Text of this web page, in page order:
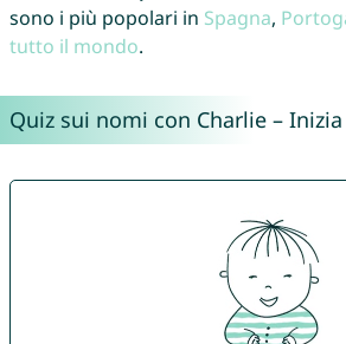
sono i più popolari in Spagna,
tutto il mondo.
Quiz sui nomi con Charlie –